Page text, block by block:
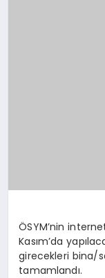
TEKNOLOJI
ÖSYM’nin
Kasım’da
girecekleri bina/
tamamlandı.